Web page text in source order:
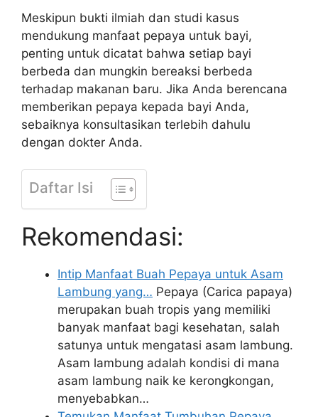
Meskipun bukti ilmiah dan studi kasus
mendukung manfaat pepaya untuk bayi,
penting untuk dicatat bahwa setiap bayi
berbeda dan mungkin bereaksi berbeda
terhadap makanan baru. Jika Anda berencana
memberikan pepaya kepada bayi Anda,
sebaiknya konsultasikan terlebih dahulu
dengan dokter Anda.
Daftar Isi
Rekomendasi:
Intip Manfaat Buah Pepaya untuk Asam
Lambung yang… Pepaya (Carica papaya)
merupakan buah tropis yang memiliki
banyak manfaat bagi kesehatan, salah
satunya untuk mengatasi asam lambung.
Asam lambung adalah kondisi di mana
asam lambung naik ke kerongkongan,
menyebabkan…